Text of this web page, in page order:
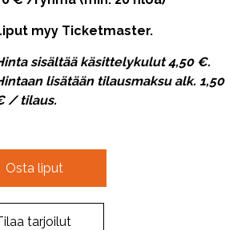
myy Ticketmaster.
sisältää käsittelykulut 4,50 €.
lisätään tilausmaksu alk. 1,50
/ tilaus.
Osta liput
tarjoilut